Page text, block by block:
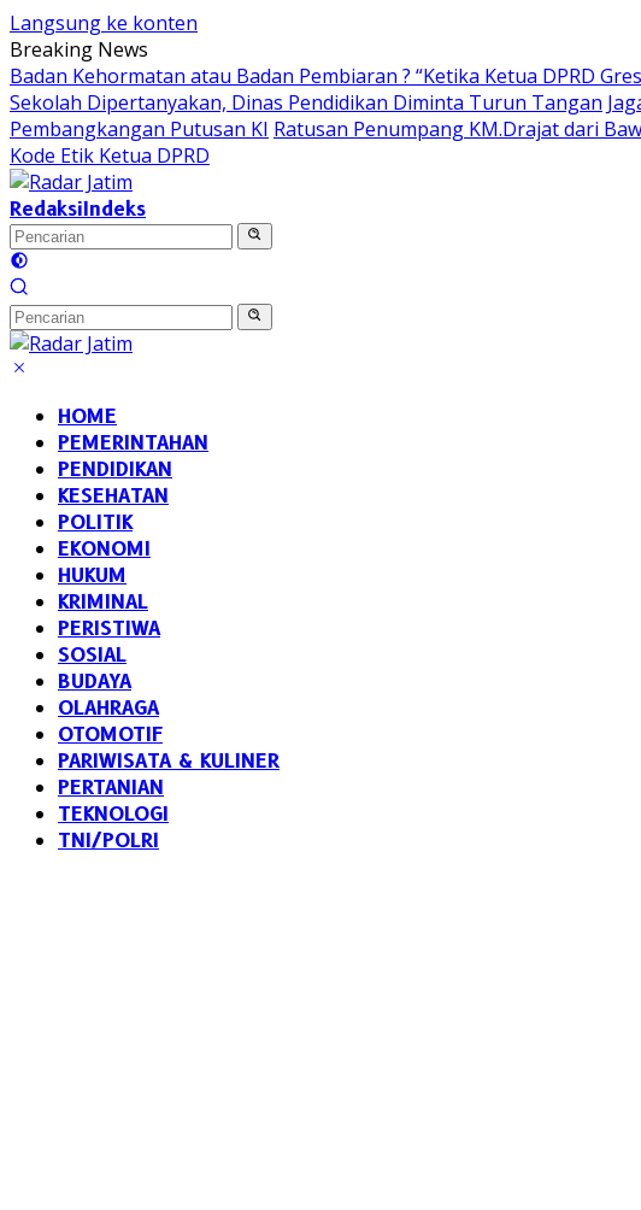
Langsung ke konten
Breaking News
Badan Kehormatan atau Badan Pembiaran ? “Ketika Ketua DPRD
Sekolah Dipertanyakan, Dinas Pendidikan Diminta Turun Tangan
Pembangkangan Putusan KI Ratusan Penumpang KM.Drajat dari
Kode Etik Ketua DPRD
RedaksiIndeks
HOME
PEMERINTAHAN
PENDIDIKAN
KESEHATAN
POLITIK
EKONOMI
HUKUM
KRIMINAL
PERISTIWA
SOSIAL
BUDAYA
OLAHRAGA
OTOMOTIF
PARIWISATA & KULINER
PERTANIAN
TEKNOLOGI
TNI/POLRI